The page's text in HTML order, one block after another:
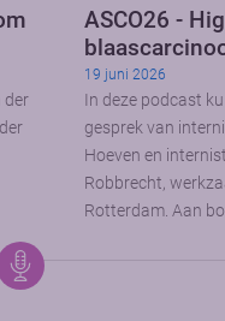
der
ASCO26 -
19 juni 2026
In deze podcast
gesprek van
Hoeven en
Robbrecht,
Rotterdam. Aan